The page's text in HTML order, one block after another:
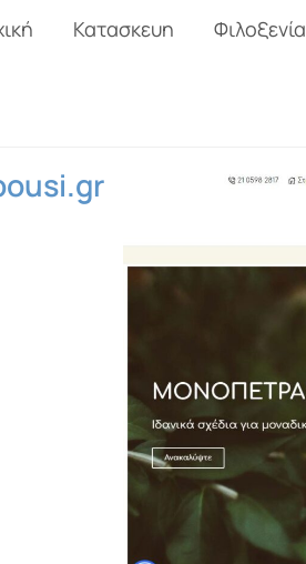
Κατασκευη Φιλοξενία